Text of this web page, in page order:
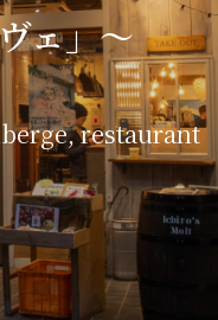
ェ」～
,restaurant